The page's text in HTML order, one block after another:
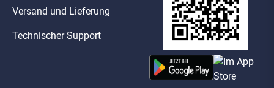
Versand und Lieferung
Technischer Support